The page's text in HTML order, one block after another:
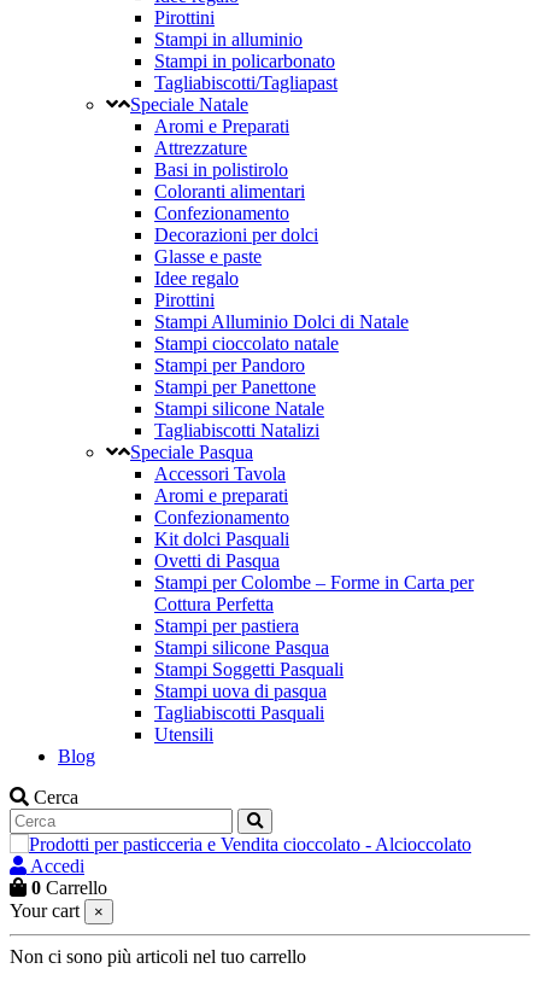
Pirottini
Stampi in alluminio
Stampi in policarbonato
Tagliabiscotti/Tagliapast
Speciale Natale
Aromi e Preparati
Attrezzature
Basi in polistirolo
Coloranti alimentari
Confezionamento
Decorazioni per dolci
Glasse e paste
Idee regalo
Pirottini
Stampi Alluminio Dolci di Natale
Stampi cioccolato natale
Stampi per Pandoro
Stampi per Panettone
Stampi silicone Natale
Tagliabiscotti Natalizi
Speciale Pasqua
Accessori Tavola
Aromi e preparati
Confezionamento
Kit dolci Pasquali
Ovetti di Pasqua
Stampi per Colombe – Forme in Carta per
Cottura Perfetta
Stampi per pastiera
Stampi silicone Pasqua
Stampi Soggetti Pasquali
Stampi uova di pasqua
Tagliabiscotti Pasquali
Utensili
Blog
Cerca
Accedi
0 Carrello
Your cart
×
Non ci sono più articoli nel tuo carrello